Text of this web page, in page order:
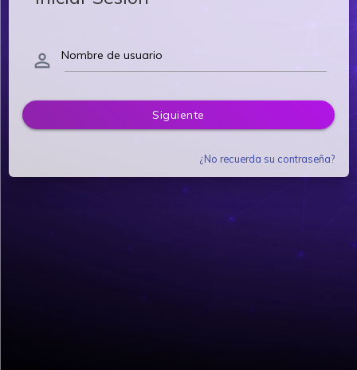
person_outline Nombre de usuario
Siguiente
¿No recuerda su contraseña?